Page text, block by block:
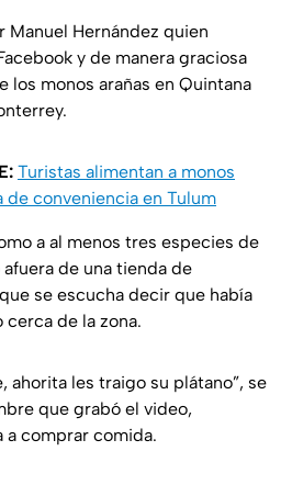
Manuel Hernández quien
y de manera graciosa
los monos arañas en Quintana
Turistas alimentan a monos
de conveniencia en Tulum
a al menos tres especies de
de una tienda de
se escucha decir que había
cerca de la zona.
ahorita les traigo su plátano”, se
que grabó el video,
a comprar comida.